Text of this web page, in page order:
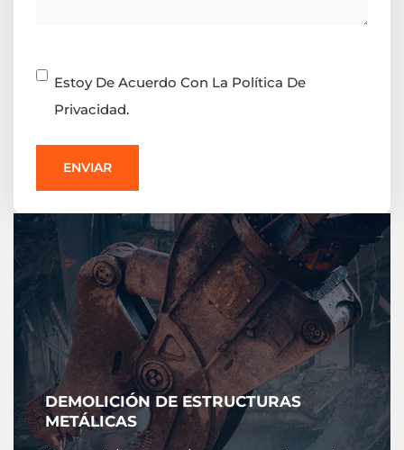
Consentimiento
Estoy De Acuerdo Con La Política De
Privacidad.
DEMOLICIÓN DE ESTRUCTURAS
METÁLICAS